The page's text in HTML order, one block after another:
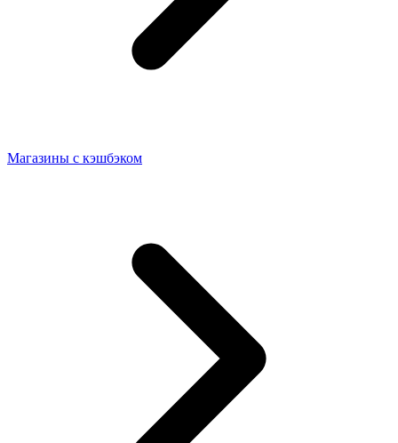
Магазины с кэшбэком